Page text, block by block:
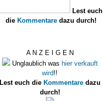
Lest euch
die Kommentare dazu durch!
A N Z E I G E N
Unglaublich was hier verkauft
wird!!
Lest euch die Kommentaredazu
durch!